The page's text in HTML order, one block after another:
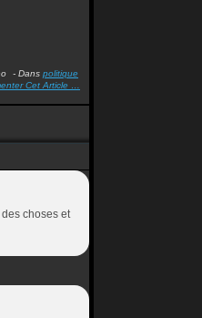
- Dans politique
Cet Article
choses et